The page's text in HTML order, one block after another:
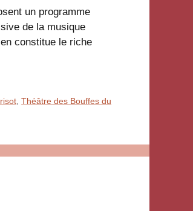
un programme
de la musique
constitue le riche
,Théâtre des Bouffes du